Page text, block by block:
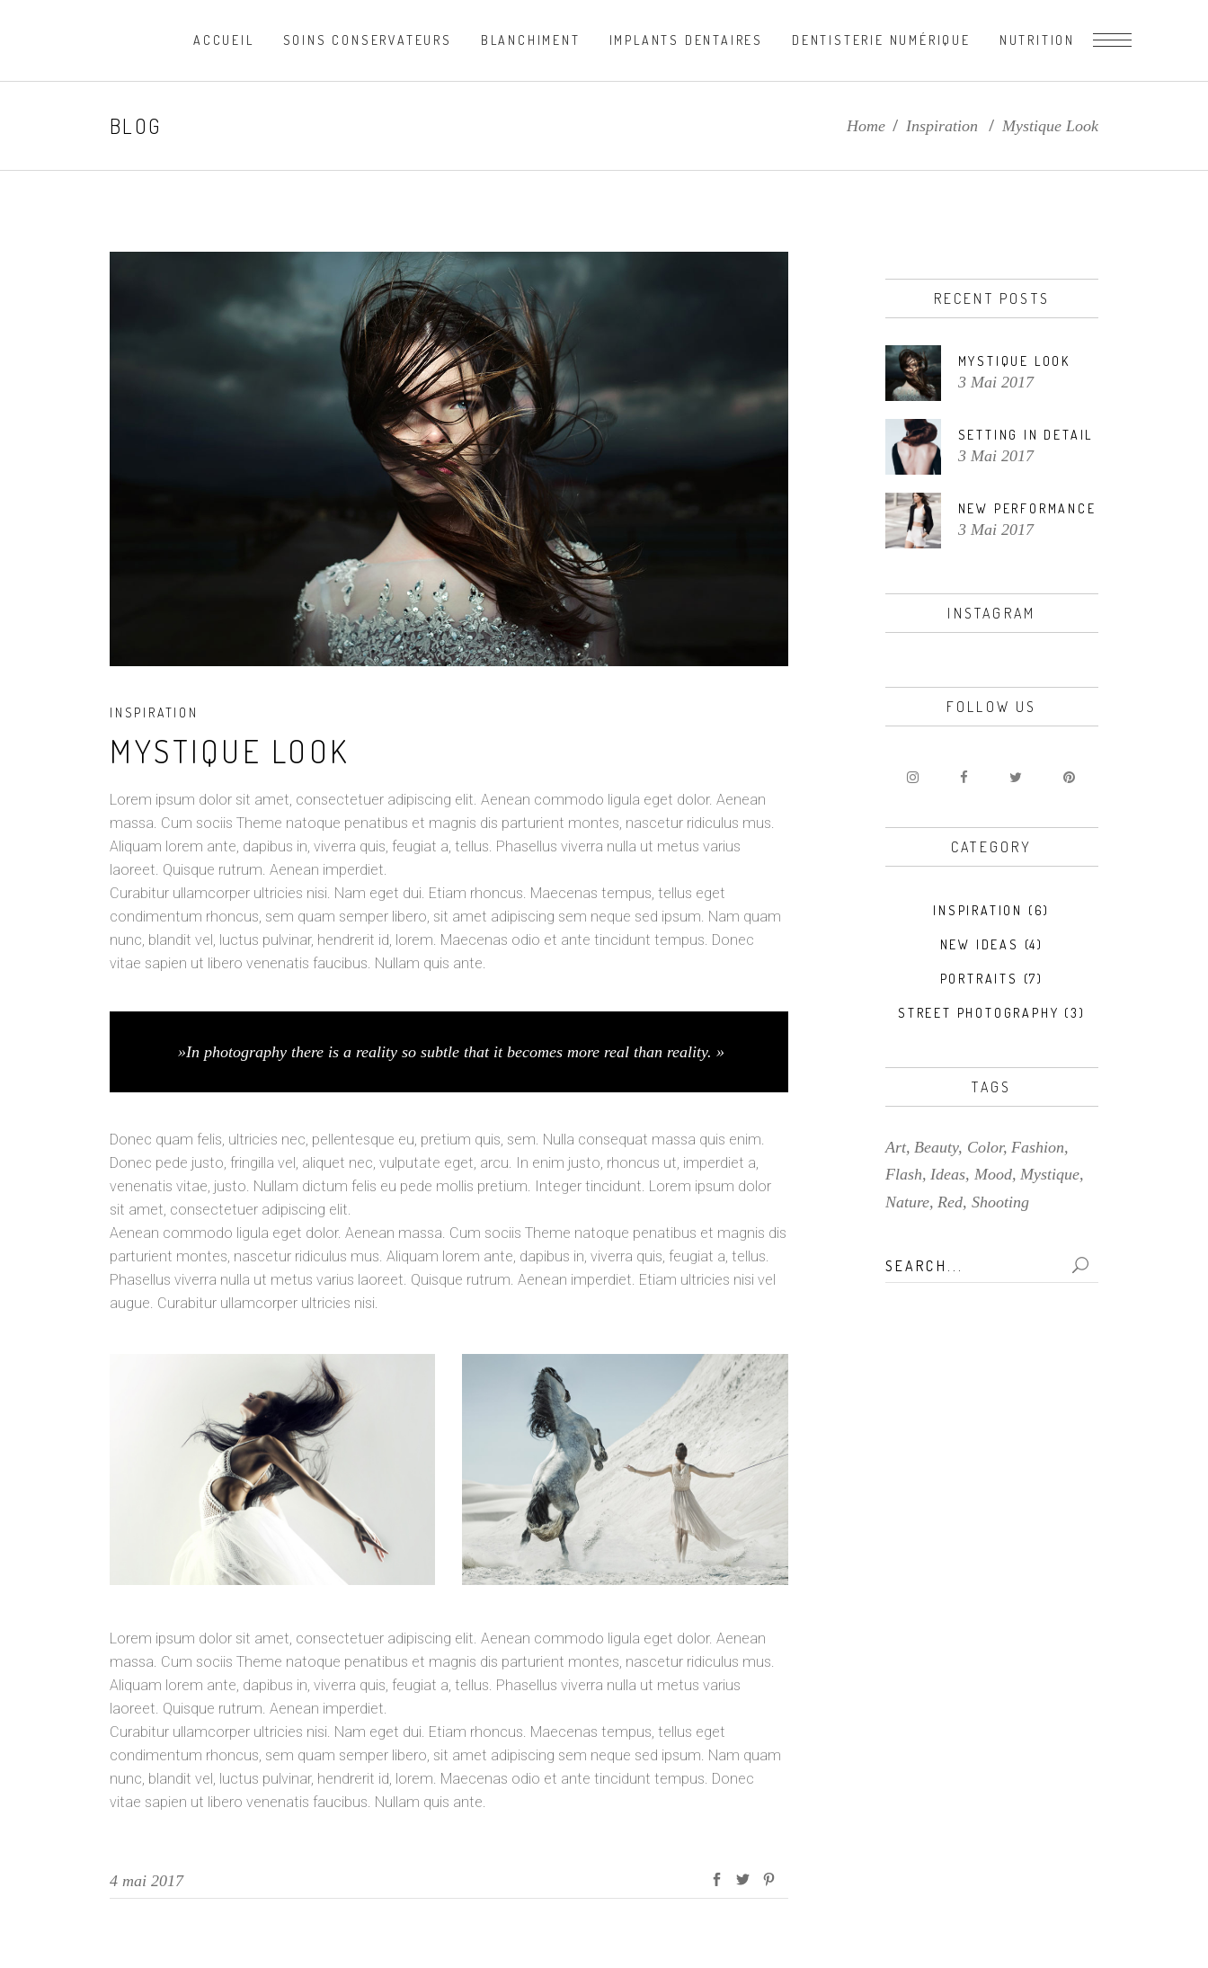
ACCUEIL SOINS CONSERVATEURS BLANCHIMENT IMPLANTS DENTAIRES DENTISTERIE NUMÉRIQUE NUTRITION
BLOG Home / Inspiration / Mystique Look
INSPIRATION
MYSTIQUE LOOK
Lorem ipsum dolor sit amet, consectetuer adipiscing elit. Aenean commodo ligula eget dolor. Aenean
massa. Cum sociis Theme natoque penatibus et magnis dis parturient montes, nascetur ridiculus mus.
Aliquam lorem ante, dapibus in, viverra quis, feugiat a, tellus. Phasellus viverra nulla ut metus varius
laoreet. Quisque rutrum. Aenean imperdiet.
Curabitur ullamcorper ultricies nisi. Nam eget dui. Etiam rhoncus. Maecenas tempus, tellus eget
condimentum rhoncus, sem quam semper libero, sit amet adipiscing sem neque sed ipsum. Nam quam
nunc, blandit vel, luctus pulvinar, hendrerit id, lorem. Maecenas odio et ante tincidunt tempus. Donec
vitae sapien ut libero venenatis faucibus. Nullam quis ante.
»In photography there is a reality so subtle that it becomes more real than reality. »
Donec quam felis, ultricies nec, pellentesque eu, pretium quis, sem. Nulla consequat massa quis enim.
Donec pede justo, fringilla vel, aliquet nec, vulputate eget, arcu. In enim justo, rhoncus ut, imperdiet a,
venenatis vitae, justo. Nullam dictum felis eu pede mollis pretium. Integer tincidunt. Lorem ipsum dolor
sit amet, consectetuer adipiscing elit.
Aenean commodo ligula eget dolor. Aenean massa. Cum sociis Theme natoque penatibus et magnis dis
parturient montes, nascetur ridiculus mus. Aliquam lorem ante, dapibus in, viverra quis, feugiat a, tellus.
Phasellus viverra nulla ut metus varius laoreet. Quisque rutrum. Aenean imperdiet. Etiam ultricies nisi vel
augue. Curabitur ullamcorper ultricies nisi.
Lorem ipsum dolor sit amet, consectetuer adipiscing elit. Aenean commodo ligula eget dolor. Aenean
massa. Cum sociis Theme natoque penatibus et magnis dis parturient montes, nascetur ridiculus mus.
Aliquam lorem ante, dapibus in, viverra quis, feugiat a, tellus. Phasellus viverra nulla ut metus varius
laoreet. Quisque rutrum. Aenean imperdiet.
Curabitur ullamcorper ultricies nisi. Nam eget dui. Etiam rhoncus. Maecenas tempus, tellus eget
condimentum rhoncus, sem quam semper libero, sit amet adipiscing sem neque sed ipsum. Nam quam
nunc, blandit vel, luctus pulvinar, hendrerit id, lorem. Maecenas odio et ante tincidunt tempus. Donec
vitae sapien ut libero venenatis faucibus. Nullam quis ante.
4 mai 2017
RECENT POSTS
MYSTIQUE LOOK
3 Mai 2017
SETTING IN DETAIL
3 Mai 2017
NEW PERFORMANCE
3 Mai 2017
INSTAGRAM
FOLLOW US
CATEGORY
INSPIRATION (6)
NEW IDEAS (4)
PORTRAITS (7)
STREET PHOTOGRAPHY (3)
TAGS
Art Beauty Color Fashion
Flash Ideas Mood Mystique
Nature Red Shooting
Search
for: